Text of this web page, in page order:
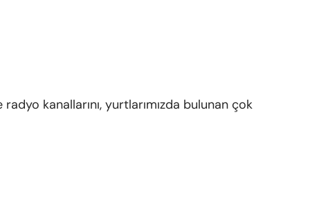
kanallarını, yurtlarımızda bulunan çok